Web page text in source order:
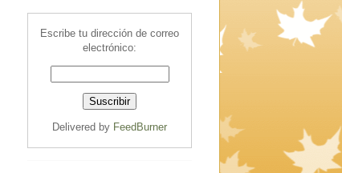
Escribe tu dirección de correo
electrónico:
Delivered by FeedBurner